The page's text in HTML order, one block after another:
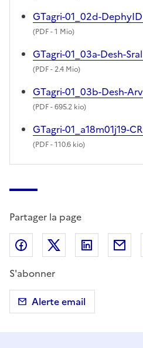
GTagri-01_02d-
(PDF- 1 Mio)
GTagri-01_03a-Desh-Sral
(PDF- 2.4 Mio)
GTagri-01_03b-Desh-
(PDF- 695.2 kio)
GTagri-01_a18m01j19-CR
(PDF- 110.6 kio)
Partager la page
Partager sur Facebook
Partager sur X
Partager
S'abonner
Alerte email